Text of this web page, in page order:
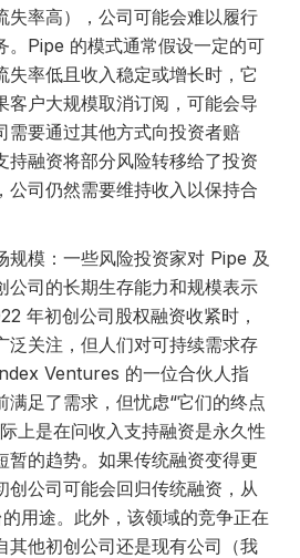
失率高），公司可能会难以履行
。Pipe 的模式通常假设一定的可
失率低且收入稳定或增长时，它
客户大规模取消订阅，可能会导
需要通过其他方式向投资者赔
持融资将部分风险转移给了投资
公司仍然需要维持收入以保持合
规模：一些风险投资家对 Pipe 及
公司的长期生存能力和规模表示
年初创公司股权融资收紧时，
泛关注，但人们对可持续需求存
Ventures 的一位合伙人指
满足了需求，但忧虑“它们的终点
上是在问收入支持融资是永久性
暂的趋势。如果传统融资变得更
创公司可能会回归传统融资，从
用途。此外，该领域的竞争正在
其他初创公司还是现有公司（我